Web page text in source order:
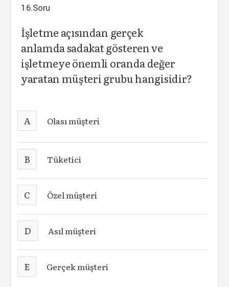
16.Soru
İşletme açısından gerçek
anlamda sadakat gösteren ve
işletmeye önemli oranda değer
yaratan müşteri grubu hangisidir?
A Olası müşteri
B Tüketici
C Özel müşteri
D Asıl müşteri
E Gerçek müşteri